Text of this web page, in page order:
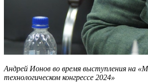
Андрей Ионов во время выступления на
технологическом конгрессе 2024»